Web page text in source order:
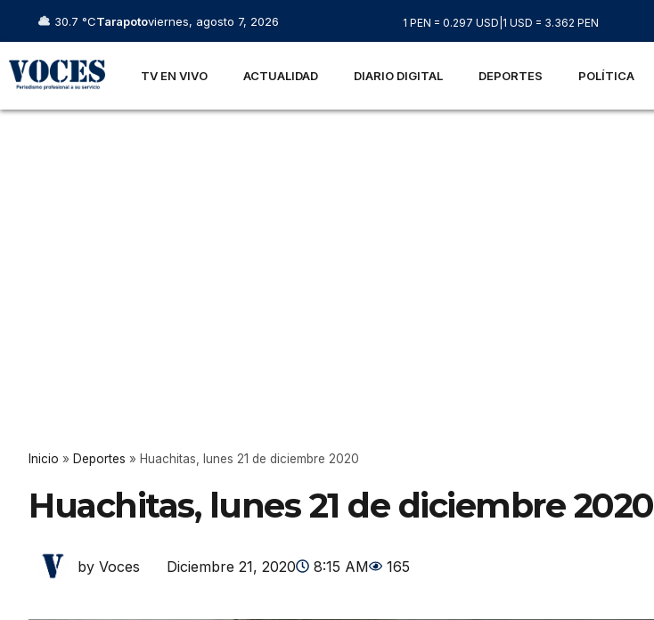
30.7 °CTarapotoviernes, agosto 7, 2026 1 PEN = 0.297 USD 1 USD = 3.362 PEN
TV EN VIVO ACTUALIDAD DIARIO DIGITAL DEPORTES POLÍTICA
Inicio » Deportes » Huachitas, lunes 21 de diciembre 2020
Huachitas, lunes 21 de diciembre 2020
by Voces Diciembre 21, 2020 8:15 AM 165